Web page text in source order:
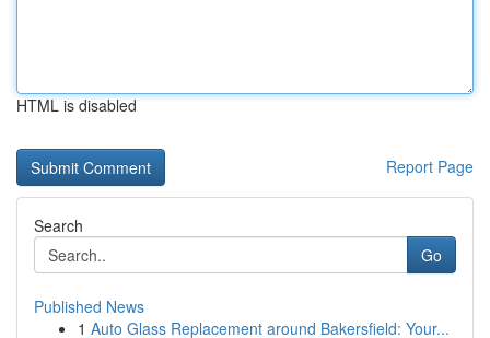
HTML is disabled
Report Page
Search
Go
Published News
1 Auto Glass Replacement around Bakersfield: Your...